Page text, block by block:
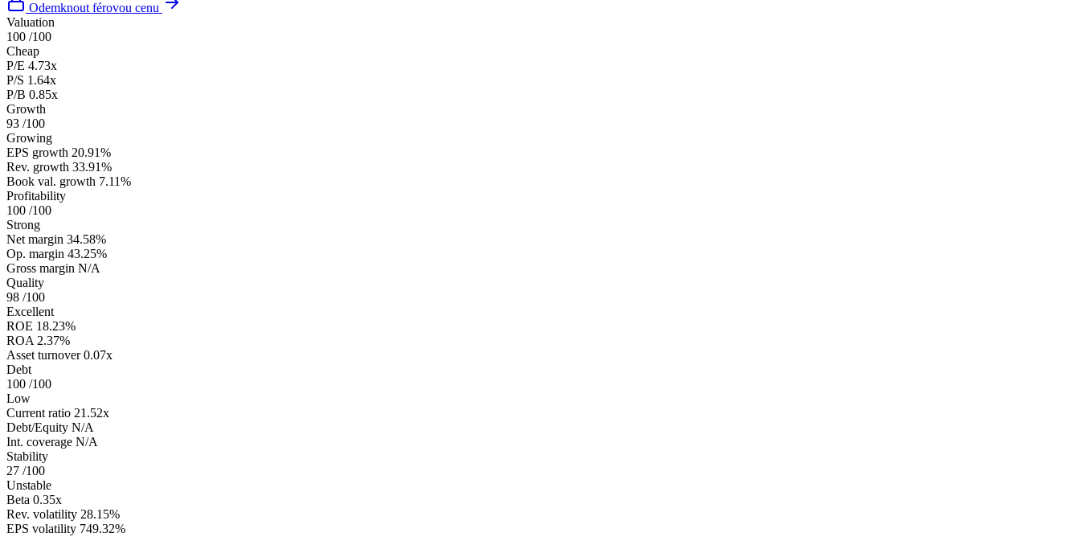
Odemknout férovou cenu
Valuation
100 /100
Cheap
P/E 4.73x
P/S 1.64x
P/B 0.85x
Growth
93 /100
Growing
EPS growth 20.91%
Rev. growth 33.91%
Book val. growth 7.11%
Profitability
100 /100
Strong
Net margin 34.58%
Op. margin 43.25%
Gross margin N/A
Quality
98 /100
Excellent
ROE 18.23%
ROA 2.37%
Asset turnover 0.07x
Debt
100 /100
Low
Current ratio 21.52x
Debt/Equity N/A
Int. coverage N/A
Stability
27 /100
Unstable
Beta 0.35x
Rev. volatility 28.15%
EPS volatility 749.32%